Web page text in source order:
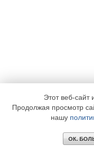
Этот веб-сайт
Продолжая просмотр
нашу
ОК.